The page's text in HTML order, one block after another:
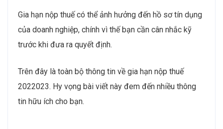
Gia hạn nộp thuế có thể ảnh hưởng đến hồ sơ tín dụng
của doanh nghiệp, chính vì thế bạn cần cân nhắc kỹ
trước khi đưa ra quyết định.
Trên đây là toàn bộ thông tin về gia hạn nộp thuế
2022023. Hy vọng bài viết này đem đến nhiều thông
tin hữu ích cho bạn.